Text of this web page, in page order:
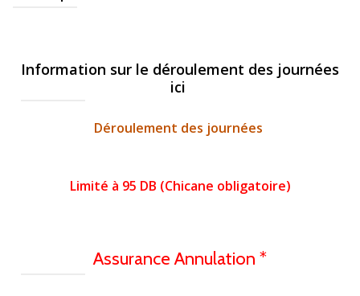
Information sur le déroulement des journées
ici
Déroulement des journées
Limité à 95 DB (Chicane obligatoire)
Assurance Annulation *